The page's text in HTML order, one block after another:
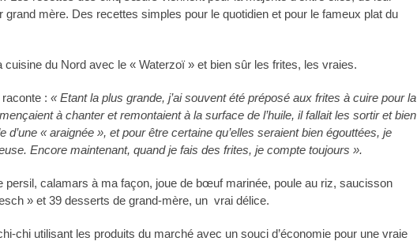
grand mère. Des recettes simples pour le quotidien et pour le fameux plat du
du Nord avec le « Waterzoï » et bien sûr les frites, les vraies.
: « Etant la plus grande, j’ai souvent été préposé aux frites à cuire pour la
à chanter et remontaient à la surface de l’huile, il fallait les sortir et bien
d’une « araignée », et pour être certaine qu’elles seraient bien égouttées, je
Encore maintenant, quand je fais des frites, je compte toujours ».
persil, calamars à ma façon, joue de bœuf marinée, poule au riz, saucisson
» et 39 desserts de grand-mère, un vrai délice.
chi utilisant les produits du marché avec un souci d’économie pour une vraie